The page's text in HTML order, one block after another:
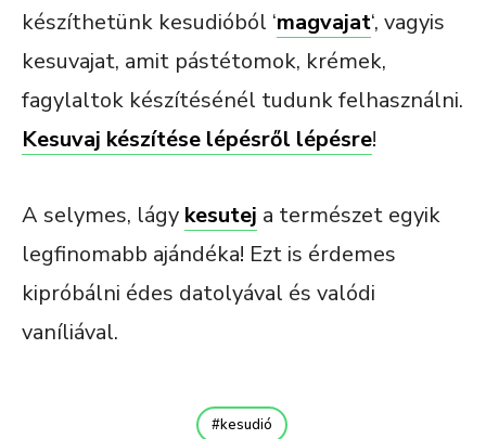
készíthetünk kesudióból ‘magvajat‘, vagyis
kesuvajat, amit pástétomok, krémek,
fagylaltok készítésénél tudunk felhasználni.
Kesuvaj készítése lépésről lépésre!
A selymes, lágy kesutej a természet egyik
legfinomabb ajándéka! Ezt is érdemes
kipróbálni édes datolyával és valódi
vaníliával.
kesudió